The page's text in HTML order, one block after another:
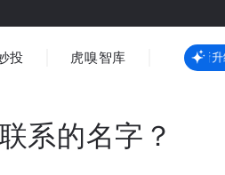
观点 其他
投 虎嗅智库 虎嗅嗅全新升级
系的名字？